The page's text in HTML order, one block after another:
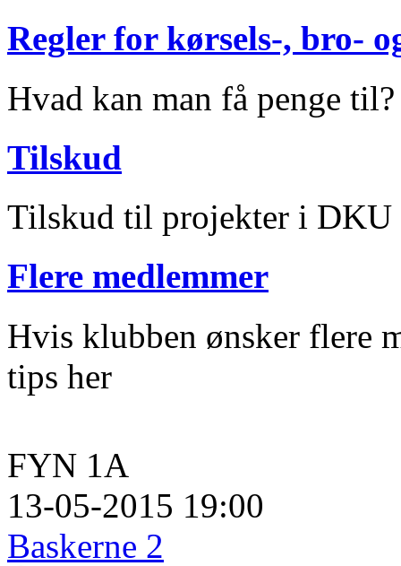
Regler for kørsels-, bro-
Hvad kan man få penge til?
Tilskud
Tilskud til projekter i DKU
Flere medlemmer
Hvis klubben ønsker flere
tips her
FYN 1A
13-05-2015 19:00
Baskerne 2